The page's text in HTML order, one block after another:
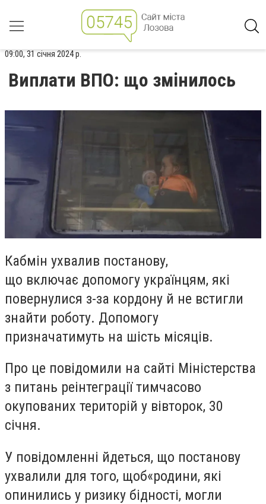
09:00, 31 січня 2024 р.
Виплати ВПО: що змінилось
Кабмін ухвалив постанову,
що включає допомогу українцям, які
повернулися з-за кордону й не встигли
знайти роботу. Допомогу
призначатимуть на шість місяців.
Про це повідомили на сайті Міністерства
з питань реінтеграції тимчасово
окупованих територій у вівторок, 30
січня.
У повідомленні йдеться, що постанову
ухвалили для того, щоб«родини, які
опинились у ризику бідності, могли